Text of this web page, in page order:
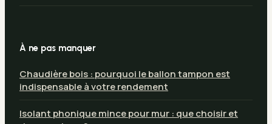
À ne pas manquer
Chaudière bois : pourquoi le ballon tampon est
indispensable à votre rendement
Isolant phonique mince pour mur : que choisir et